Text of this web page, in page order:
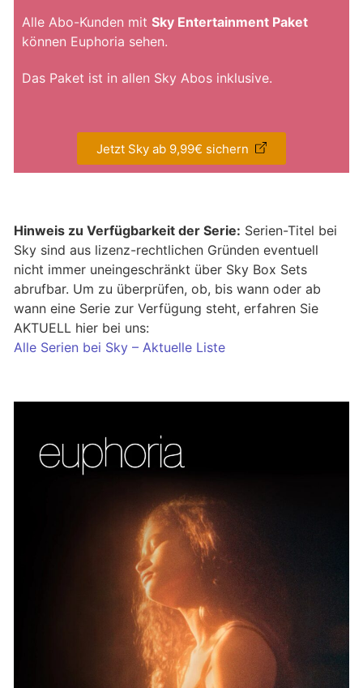
Alle Abo-Kunden mit Sky Entertainment Paket
können Euphoria sehen.
Das Paket ist in allen Sky Abos inklusive.
Jetzt Sky ab 9,99€ sichern
Hinweis zu Verfügbarkeit der Serie: Serien-Titel bei
Sky sind aus lizenz-rechtlichen Gründen eventuell
nicht immer uneingeschränkt über Sky Box Sets
abrufbar. Um zu überprüfen, ob, bis wann oder ab
wann eine Serie zur Verfügung steht, erfahren Sie
AKTUELL hier bei uns:
Alle Serien bei Sky – Aktuelle Liste